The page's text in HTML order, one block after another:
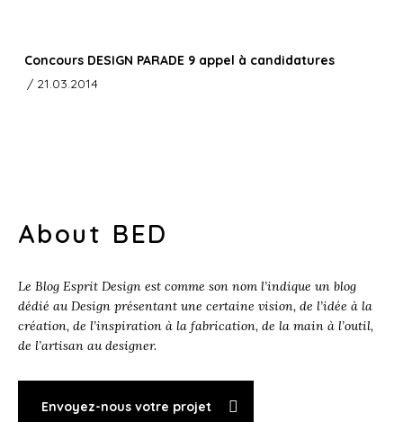
Concours DESIGN PARADE 9 appel à candidatures
/ 21.03.2014
About BED
Le Blog Esprit Design est comme son nom l’indique un blog
dédié au Design présentant une certaine vision, de l’idée à la
création, de l’inspiration à la fabrication, de la main à l’outil,
de l’artisan au designer.
Envoyez-nous votre projet